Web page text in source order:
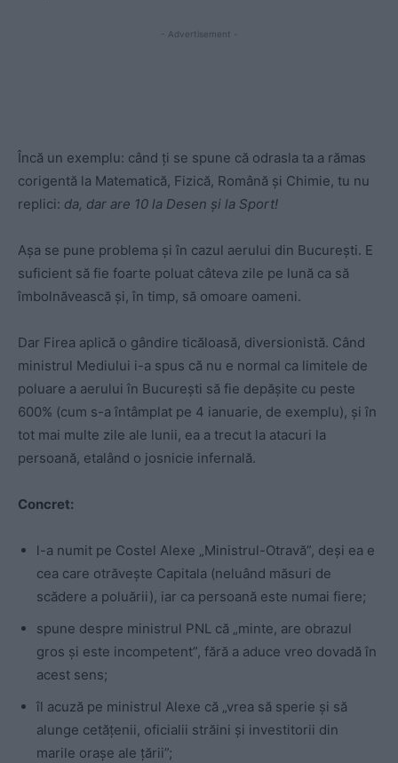
- Advertisement -
Încă un exemplu: când ți se spune că odrasla ta a rămas
corigentă la Matematică, Fizică, Română și Chimie, tu nu
replici: da, dar are 10 la Desen și la Sport!
Așa se pune problema și în cazul aerului din București. E
suficient să fie foarte poluat câteva zile pe lună ca să
îmbolnăvească și, în timp, să omoare oameni.
Dar Firea aplică o gândire ticăloasă, diversionistă. Când
ministrul Mediului i-a spus că nu e normal ca limitele de
poluare a aerului în București să fie depășite cu peste
600% (cum s-a întâmplat pe 4 ianuarie, de exemplu), și în
tot mai multe zile ale lunii, ea a trecut la atacuri la
persoană, etalând o josnicie infernală.
Concret:
l-a numit pe Costel Alexe „Ministrul-Otravă”, deși ea e
cea care otrăvește Capitala (neluând măsuri de
scădere a poluării), iar ca persoană este numai fiere;
spune despre ministrul PNL că „minte, are obrazul
gros şi este incompetent”, fără a aduce vreo dovadă în
acest sens;
îl acuză pe ministrul Alexe că „vrea să sperie și să
alunge cetățenii, oficialii străini și investitorii din
marile orașe ale țării”;